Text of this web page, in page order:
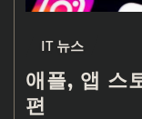
IT 뉴스
애플, 앱 스
편